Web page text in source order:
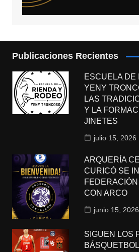
Publicaciones Recientes
ESCUELA DE
YENY
LAS
Y LA
JINETES
julio 15, 2026
ARQUERÍA
CURICÓ SE
CON ARCO
junio 15, 2026
SIGUEN LOS